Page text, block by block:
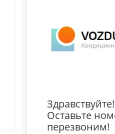
4.8 67
2600 Вт
32 дБ
Здравствуйте!
Оставьте
перезвоним!